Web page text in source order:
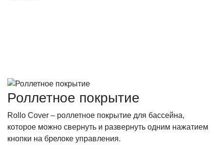
Роллетное покрытие
Rollo Cover – роллетное покрытие для бассейна,
которое можно свернуть и развернуть одним нажатием
кнопки на брелоке управления.